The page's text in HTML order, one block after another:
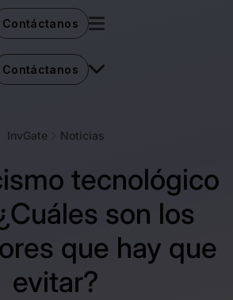
Contáctanos
Contáctanos
InvGate Noticias
tecnológico
son los
que hay que
evitar?